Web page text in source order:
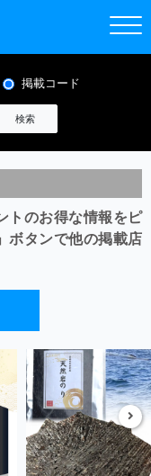
掲載コード
トのお得な情報をピ
ボタンで他の掲載店